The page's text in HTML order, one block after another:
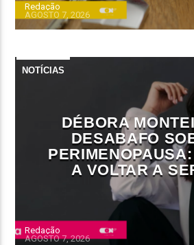
Redação
AGOSTO 7, 2026
NOTÍCIAS
DÉBORA
DESABAFO
A VOLTAR A
Redação
AGOSTO 7, 2026